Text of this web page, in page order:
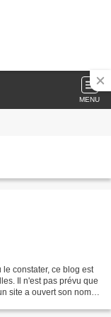
MENU
constater, ce blog est
Il n'est pas prévu que
site a ouvert son nom